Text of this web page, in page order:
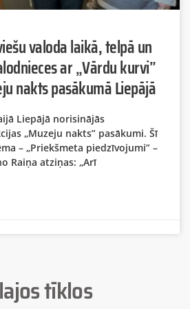
valoda laikā, telpā un
ar „Vārdu kurvi”
nakts pasākumā Liepājā
Liepājā norisinājās
„Muzeju nakts” pasākumi. Šī
– „Priekšmeta piedzīvojumi” –
Raiņa atziņas: „Arī
tīklos